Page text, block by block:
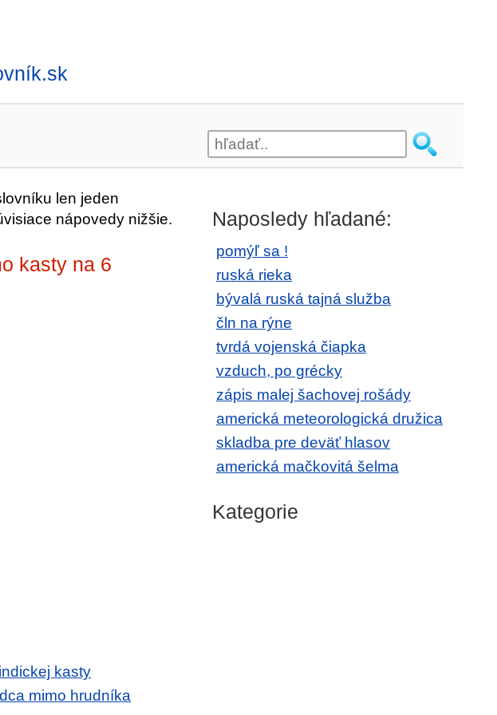
len jeden
nápovedy nižšie.
kasty na 6
kasty
mimo hrudníka
Naposledy hľadané:
pomýľ sa !
ruská rieka
bývalá ruská tajná služba
čln na rýne
tvrdá vojenská čiapka
vzduch, po grécky
zápis malej šachovej rošády
americká meteorologická družica
skladba pre deväť hlasov
americká mačkovitá šelma
Kategorie